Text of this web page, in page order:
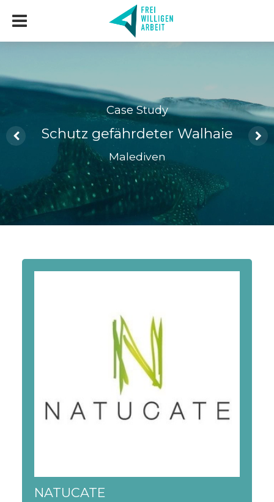
Case Study
Schutz gefährdeter Walhaie
Malediven
NATUCATE